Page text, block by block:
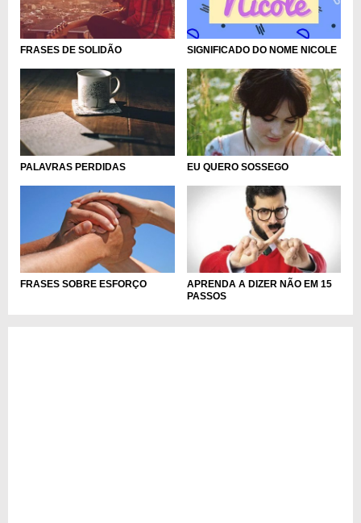
FRASES DE SOLIDÃO SIGNIFICADO DO NOME NICOLE
PALAVRAS PERDIDAS EU QUERO SOSSEGO
FRASES SOBRE ESFORÇO
APRENDA A DIZER NÃO EM 15
PASSOS